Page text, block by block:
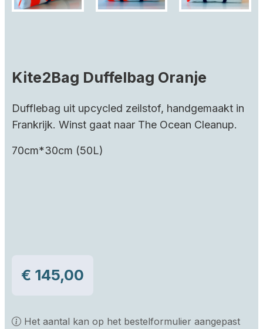
Kite2Bag Duffelbag Oranje
Dufflebag uit upcycled zeilstof, handgemaakt in
Frankrijk. Winst gaat naar The Ocean Cleanup.
70cm*30cm (50L)
€ 145,00
Het aantal kan op het bestelformulier aangepast